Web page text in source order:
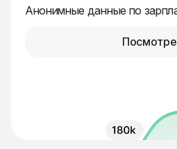
Анонимные данные по